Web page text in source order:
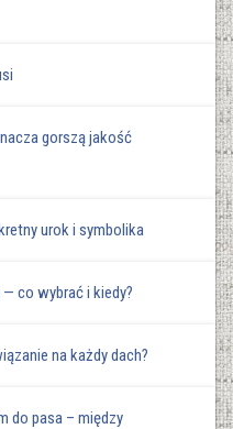
gorszą jakość
urok i symbolika
co wybrać i kiedy?
na każdy dach?
do pasa – między